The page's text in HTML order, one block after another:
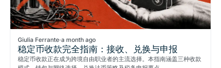
Giulia Ferrante·a month ago
稳定币收款完全指南：接收、兑换与申报
稳定币收款正在成为跨境自由职业者的主流选择。本指南涵盖三种收款